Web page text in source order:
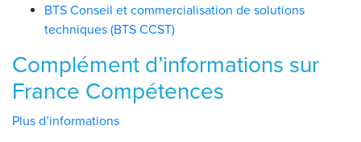
BTS Conseil et commercialisation de solutions
techniques (BTS CCST)
Complément d’informations sur
France Compétences
Plus d’informations